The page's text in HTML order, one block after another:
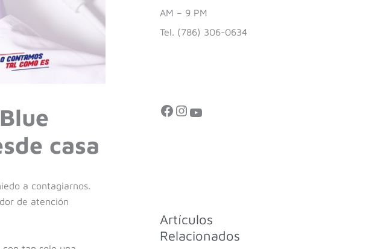
casa
a contagiarnos.
de atención
AM – 9 PM
Tel. (786) 306-0634
Artículos
Relacionados